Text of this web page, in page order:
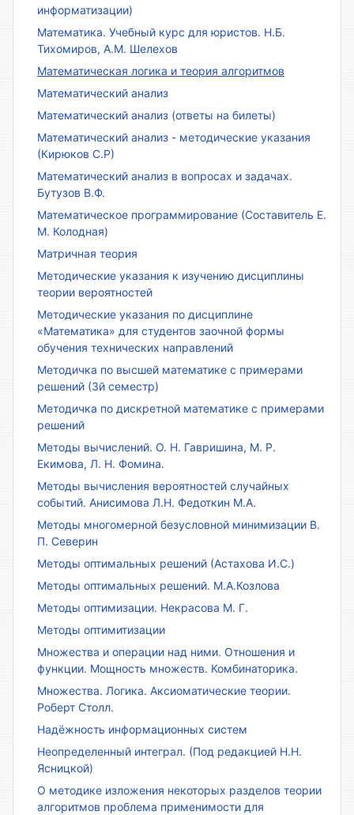
информатизации)
Математика. Учебный курс для юристов. Н.Б.
Тихомиров, А.М. Шелехов
Математическая логика и теория алгоритмов
Математический анализ
Математический анализ (ответы на билеты)
Математический анализ - методические указания
(Кирюков С.Р)
Математический анализ в вопросах и задачах.
Бутузов В.Ф.
Математическое программирование (Составитель Е.
М. Колодная)
Матричная теория
Методические указания к изучению дисциплины
теории вероятностей
Методические указания по дисциплине
«Математика» для студентов заочной формы
обучения технических направлений
Методичка по высшей математике с примерами
решений (3й семестр)
Методичка по дискретной математике с примерами
решений
Методы вычислений. О. Н. Гавришина, М. Р.
Екимова, Л. Н. Фомина.
Методы вычисления вероятностей случайных
событий. Анисимова Л.Н. Федоткин М.А.
Методы многомерной безусловной минимизации В.
П. Северин
Методы оптимальных решений (Астахова И.С.)
Методы оптимальных решений. М.А.Козлова
Методы оптимизации. Некрасова М. Г.
Методы оптимитизации
Множества и операции над ними. Отношения и
функции. Мощность множеств. Комбинаторика.
Множества. Логика. Аксиоматические теории.
Роберт Столл.
Надёжность информационных систем
Неопределенный интеграл. (Под редакцией Н.Н.
Ясницкой)
О методике изложения некоторых разделов теории
алгоритмов проблема применимости для